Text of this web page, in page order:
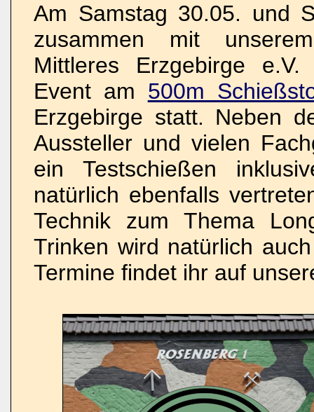
Am Samstag 30.05. und
zusammen mit
Mittleres Erzgebirge
Event am 500m
Erzgebirge statt. Neben
Aussteller und vielen
ein Testschießen
natürlich ebenfalls
Technik zum Thema
Trinken wird natürlich
Termine findet ihr auf